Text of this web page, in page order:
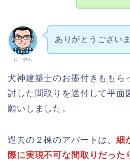
ひーやん
ありがとうござい
犬神建築士のお墨付きももら
討した間取りを送付して平面
願いしました。
過去の２棟のアパートは、細
際に実現不可な間取りだった